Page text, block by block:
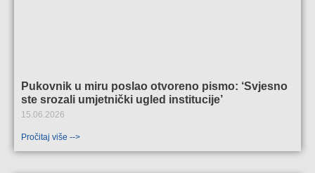
Pukovnik u miru poslao otvoreno pismo: ‘Svjesno
ste srozali umjetnički ugled institucije’
15.06.2026
Pročitaj više -->